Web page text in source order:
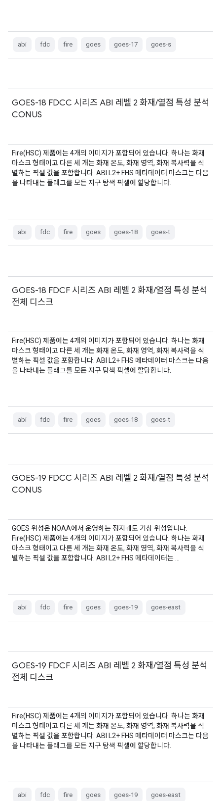
abi fdc fire goes goes-17 goes-s
GOES-18 FDCC 시리즈 ABI 레벨 2 화재/열점 특성 분석
CONUS
Fire(HSC) 제품에는 4개의 이미지가 포함되어 있습니다. 하나는 화재
마스크 형태이고 다른 세 개는 화재 온도, 화재 영역, 화재 복사력을 식
별하는 픽셀 값을 포함합니다. ABI L2+ FHS 메타데이터 마스크는 다음
을 나타내는 플래그를 모든 지구 탐색 픽셀에 할당합니다.
abi fdc fire goes goes-18 goes-t
GOES-18 FDCF 시리즈 ABI 레벨 2 화재/열점 특성 분석
전체 디스크
Fire(HSC) 제품에는 4개의 이미지가 포함되어 있습니다. 하나는 화재
마스크 형태이고 다른 세 개는 화재 온도, 화재 영역, 화재 복사력을 식
별하는 픽셀 값을 포함합니다. ABI L2+ FHS 메타데이터 마스크는 다음
을 나타내는 플래그를 모든 지구 탐색 픽셀에 할당합니다.
abi fdc fire goes goes-18 goes-t
GOES-19 FDCC 시리즈 ABI 레벨 2 화재/열점 특성 분석
CONUS
GOES 위성은 NOAA에서 운영하는 정지궤도 기상 위성입니다.
Fire(HSC) 제품에는 4개의 이미지가 포함되어 있습니다. 하나는 화재
마스크 형태이고 다른 세 개는 화재 온도, 화재 영역, 화재 복사력을 식
별하는 픽셀 값을 포함합니다. ABI L2+ FHS 메타데이터는 …
abi fdc fire goes goes-19 goes-east
GOES-19 FDCF 시리즈 ABI 레벨 2 화재/열점 특성 분석
전체 디스크
Fire(HSC) 제품에는 4개의 이미지가 포함되어 있습니다. 하나는 화재
마스크 형태이고 다른 세 개는 화재 온도, 화재 영역, 화재 복사력을 식
별하는 픽셀 값을 포함합니다. ABI L2+ FHS 메타데이터 마스크는 다음
을 나타내는 플래그를 모든 지구 탐색 픽셀에 할당합니다.
abi fdc fire goes goes-19 goes-east